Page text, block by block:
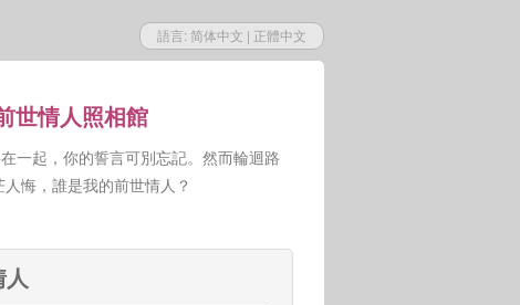
語言: 简体中文 | 正體中文
世情人照相館
一起，你的誓言可別忘記。然而輪迴路
悔，誰是我的前世情人？